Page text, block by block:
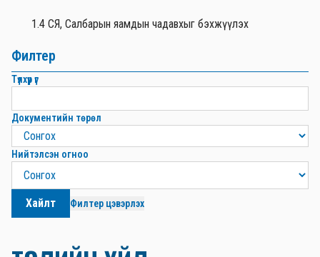
1.4 СЯ, Салбарын яамдын чадавхыг бэхжүүлэх
Филтер
Түлхүүр үг
Документийн төрөл
Нийтэлсэн огноо
Хайлт Филтер цэвэрлэх